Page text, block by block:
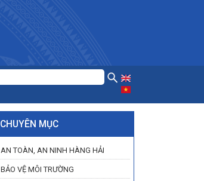
CHUYÊN MỤC
AN TOÀN, AN NINH HÀNG HẢI
BẢO VỆ MÔI TRƯỜNG